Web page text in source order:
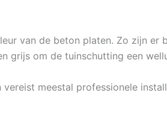
van de beton platen. Zo zijn er
grijs om de tuinschutting een
meestal professionele